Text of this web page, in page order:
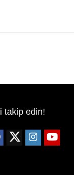
takip edin!